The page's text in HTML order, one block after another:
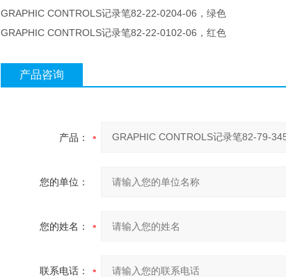
GRAPHIC CONTROLS记录笔82-22-0204-06，绿色
GRAPHIC CONTROLS记录笔82-22-0102-06，红色
产品咨询
产品：
您的单位：
您的姓名：
联系电话：